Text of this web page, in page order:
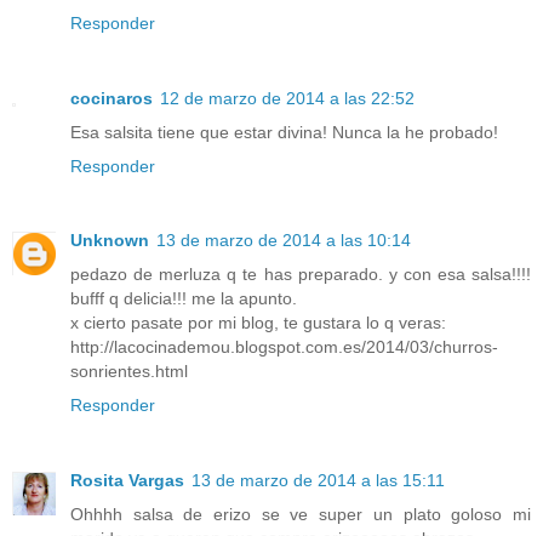
Responder
cocinaros 12 de marzo de 2014 a las 22:52
Esa salsita tiene que estar divina! Nunca la he probado!
Responder
Unknown 13 de marzo de 2014 a las 10:14
pedazo de merluza q te has preparado. y con esa salsa!!!!
bufff q delicia!!! me la apunto.
x cierto pasate por mi blog, te gustara lo q veras:
http://lacocinademou.blogspot.com.es/2014/03/churros-
sonrientes.html
Responder
Rosita Vargas 13 de marzo de 2014 a las 15:11
Ohhhh salsa de erizo se ve super un plato goloso mi